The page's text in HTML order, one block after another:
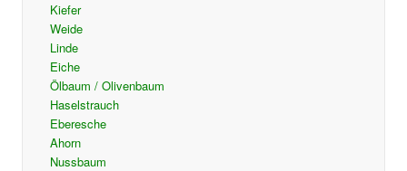
Kiefer
Weide
Linde
Eiche
Ölbaum / Olivenbaum
Haselstrauch
Eberesche
Ahorn
Nussbaum